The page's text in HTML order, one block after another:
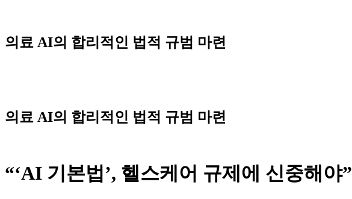
content
의료 AI의 합리적인 법적 규범 마련
의료 AI의 합리적인 법적 규범 마련
“‘AI 기본법’, 헬스케어 규제에 신중해야”